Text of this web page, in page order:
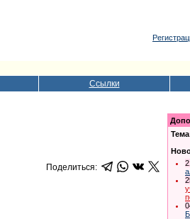
Ссылки
Поделиться: